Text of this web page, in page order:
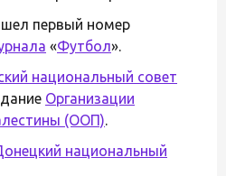
первый номер
«Футбол».
национальный совет
Организации
(ООП).
национальный